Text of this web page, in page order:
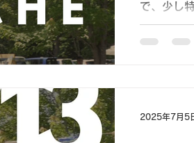
で、少し
だ強い十
そしてガ
2025年7月5